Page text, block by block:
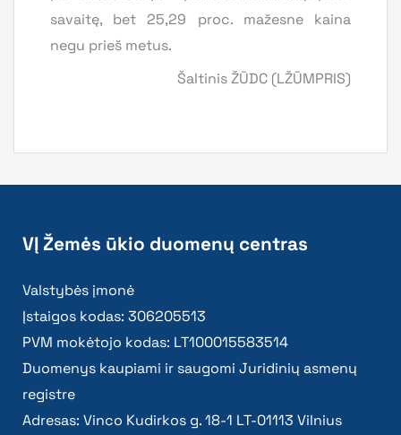
savaitę, bet 25,29 proc. mažesne kaina
negu prieš metus.
Šaltinis ŽŪDC (LŽŪMPRIS)
VĮ Žemės ūkio duomenų centras
Valstybės įmonė
Įstaigos kodas: 306205513
PVM mokėtojo kodas: LT100015583514
Duomenys kaupiami ir saugomi Juridinių asmenų
registre
Adresas: Vinco Kudirkos g. 18-1 LT-01113 Vilnius